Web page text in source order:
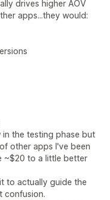
drives higher AOV
apps...they would:
in the testing phase but
other apps I've been
~$20 to a little better
it to actually guide the
confusion.